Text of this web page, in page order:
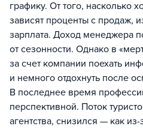
графику. От того, насколько
зависят проценты с продаж,
зарплата. Доход менеджера
от сезонности. Однако в
за счет компании поехать
и немного отдохнуть после
В последнее время
перспективной. Поток
агентства, снизился — как